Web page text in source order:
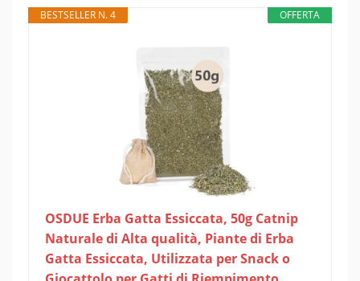
OFFERTA
BESTSELLER N. 4
OSDUE Erba Gatta Essiccata, 50g Catnip
Naturale di Alta qualità, Piante di Erba
Gatta Essiccata, Utilizzata per Snack o